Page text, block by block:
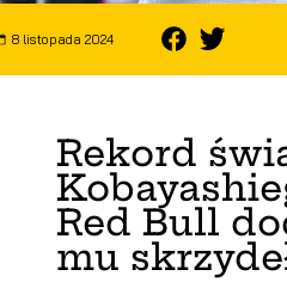
8 listopada 2024
Rekord
Red Bull
mu